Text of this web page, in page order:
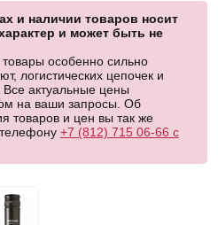
и наличии товаров носит
и может быть не
особенно сильно
логистических цепочек и
актуальные цены
на ваши запросы. Об
товаров и цен вы так же
+7 (812) 715 06-66 с